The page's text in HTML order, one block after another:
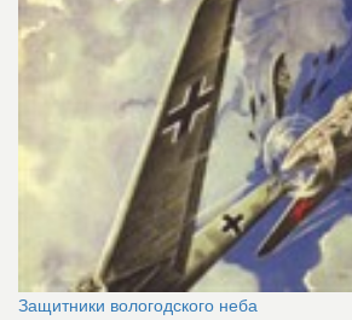
Защитники вологодского неба